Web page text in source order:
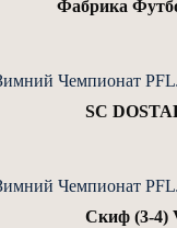
Фабрика
Чемпионат
SC
Чемпионат
Скиф (3-4)